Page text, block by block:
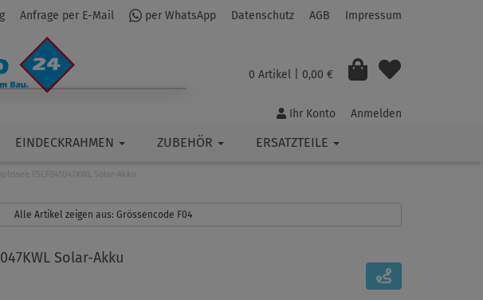
Anfrage per E-Mail per WhatsApp Datenschutz AGB Impressum
0 Artikel | 0,00 €
Ihr Konto Anmelden
EINDECKRAHMEN ZUBEHÖR ERSATZTEILE
FSCF041047KWL Solar-Akku
Alle Artikel zeigen aus: Grössencode F04
Solar-Akku